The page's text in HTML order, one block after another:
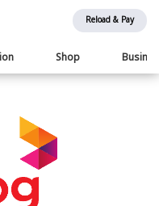
Reload & Pay
Shop